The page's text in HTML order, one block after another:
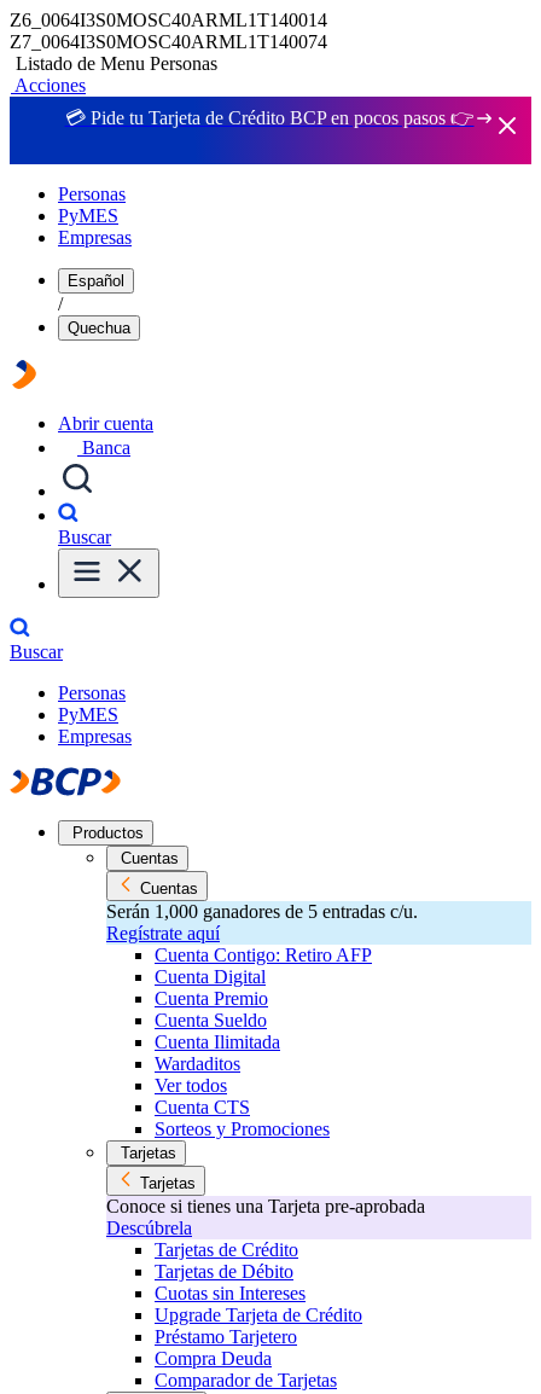
Z6_0064I3S0MOSC40ARML1T140014
Z7_0064I3S0MOSC40ARML1T140074
Listado de Menu Personas
Acciones
💳 Pide tu Tarjeta de Crédito BCP en pocos pasos 👉
Personas
PyMES
Empresas
Español
/
Quechua
Abrir cuenta
Banca
Buscar
Buscar
Personas
PyMES
Empresas
Productos
Cuentas
Cuentas
Serán 1,000 ganadores de 5 entradas c/u.
Regístrate aquí
Cuenta Contigo: Retiro AFP
Cuenta Digital
Cuenta Premio
Cuenta Sueldo
Cuenta Ilimitada
Wardaditos
Ver todos
Cuenta CTS
Sorteos y Promociones
Tarjetas
Tarjetas
Conoce si tienes una Tarjeta pre-aprobada
Descúbrela
Tarjetas de Crédito
Tarjetas de Débito
Cuotas sin Intereses
Upgrade Tarjeta de Crédito
Préstamo Tarjetero
Compra Deuda
Comparador de Tarjetas